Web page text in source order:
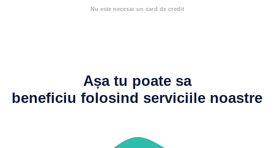
Nu este necesar un card de credit
Așatu poate sa
beneficiu folosind serviciile noastre